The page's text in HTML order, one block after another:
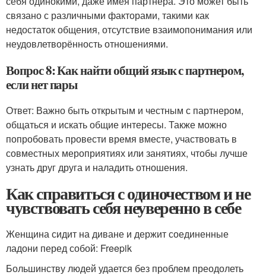
связано с различными факторами, такими как
недостаток общения, отсутствие взаимопонимания или
неудовлетворённость отношениями.
Вопрос 8: Как найти общий язык с партнером,
если нет пары
Ответ: Важно быть открытым и честным с партнером,
общаться и искать общие интересы. Также можно
попробовать провести время вместе, участвовать в
совместных мероприятиях или занятиях, чтобы лучше
узнать друг друга и наладить отношения.
Как справиться с одиночеством и не
чувствовать себя неуверенно в себе
Женщина сидит на диване и держит соединенные
ладони перед собой: Freepik
Большинству людей удается без проблем преодолеть